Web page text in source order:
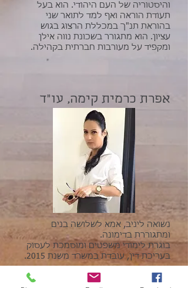
והיסטוריה של העם היהודי. הוא בעל
תעודת הוראה ואף למד לתואר שני
בהוראת תנ"ך במכללת הרצוג בגוש
עציון. הוא מתגורר בשכונת נווה אילן
ומקפיד על מעורבות חברתית בקהילה.
אפרת כרמית קימה, עו"ד
נשואה ליניב, אמא לשלושה בנים
ומתגוררת בדימונה.
בוגרת לימודי משפטים ומוסמכת לעסוק
בעריכת דין, עובדת במשרד משנת 2015.
על עצמי במשפט אחד - חיה את התיקים!